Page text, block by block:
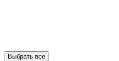
Выбрать все